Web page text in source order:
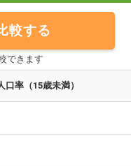
較する
できます
口率（15歳未満）